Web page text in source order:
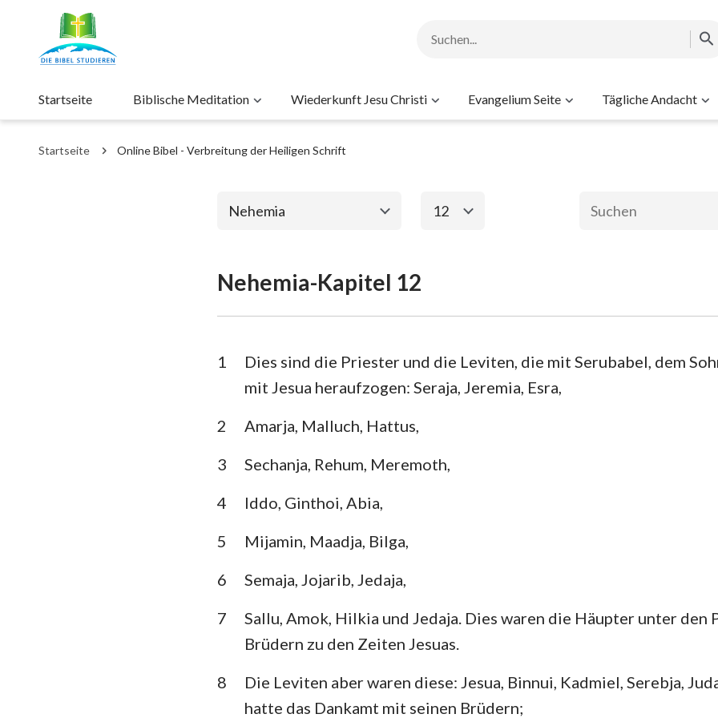
Startseite Biblische Meditation Wiederkunft Jesu Christi Evangelium Seite Tägliche Andacht
Startseite Online Bibel - Verbreitung der Heiligen Schrift
Nehemia
Das alte Testament
3. Mose 4. Mose
5. Mose Josua
Richter Rut
1.Samuel 2.Samuel
1.Könige
1. Chronik 2. Chronik
Esra Nehemia
Psalm Sprüche
Prediger Hohelied
Jesaja Jeremia
Lukas
Apostelgeschichte
1. Petrus 2.
12
Nehemia-Kapitel 12
1
Dies sind die Priester und die Leviten, die mit Serubabel, dem
mit Jesua heraufzogen: Seraja, Jeremia, Esra,
2
Amarja, Malluch, Hattus,
3
Sechanja, Rehum, Meremoth,
4
Iddo, Ginthoi, Abia,
5
Mijamin, Maadja, Bilga,
6
Semaja, Jojarib, Jedaja,
7
Sallu, Amok, Hilkia und Jedaja. Dies waren die Häupter unter den
Brüdern zu den Zeiten Jesuas.
8
Die Leviten aber waren diese: Jesua, Binnui, Kadmiel, Serebja,
hatte das Dankamt mit seinen Brüdern;